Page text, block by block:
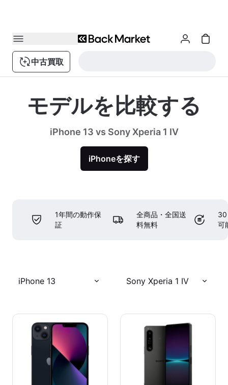
中古買取
モデルを比較する
iPhone 13 vs Sony Xperia 1 IV
iPhoneを探す
1年間の動作保
証
全商品・全国送
料無料
30
可
iPhone 13 Sony Xperia 1 IV